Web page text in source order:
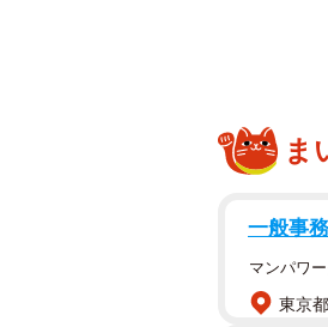
新鮮そうな
が、これこ
ま
一般事
マンパワ
東京